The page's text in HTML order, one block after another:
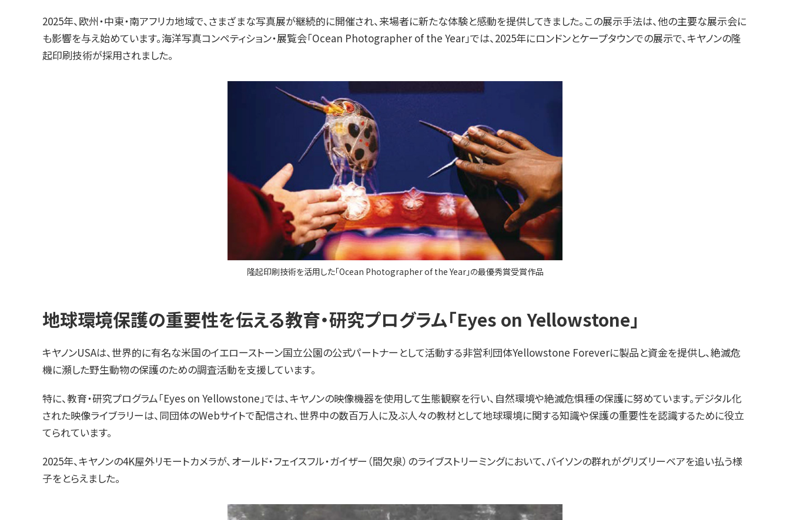
2025年、欧州・中東・南アフリカ地域で、さまざまな写真展が継続的に開催され、来場者に新たな体験と感動を提供してきました。この展示手法は、他の主要な展示会に
も影響を与え始めています。海洋写真コンペティション・展覧会「Ocean Photographer of the Year」では、2025年にロンドンとケープタウンでの展示で、キヤノンの隆
起印刷技術が採用されました。
隆起印刷技術を活用した「Ocean Photographer of the Year」の最優秀賞受賞作品
地球環境保護の重要性を伝える教育・研究プログラム「Eyes on Yellowstone」
キヤノンUSAは、世界的に有名な米国のイエローストーン国立公園の公式パートナーとして活動する非営利団体Yellowstone Foreverに製品と資金を提供し、絶滅危
機に瀕した野生動物の保護のための調査活動を支援しています。
特に、教育・研究プログラム「Eyes on Yellowstone」では、キヤノンの映像機器を使用して生態観察を行い、自然環境や絶滅危惧種の保護に努めています。デジタル化
された映像ライブラリーは、同団体のWebサイトで配信され、世界中の数百万人に及ぶ人々の教材として地球環境に関する知識や保護の重要性を認識するために役立
てられています。
2025年、キヤノンの4K屋外リモートカメラが、オールド・フェイスフル・ガイザー（間欠泉）のライブストリーミングにおいて、バイソンの群れがグリズリーベアを追い払う様
子をとらえました。